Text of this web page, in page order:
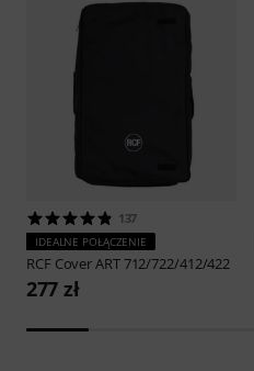
137
IDEALNE POŁĄCZENIE
RCF Cover ART 712/722/412/422
277 zł